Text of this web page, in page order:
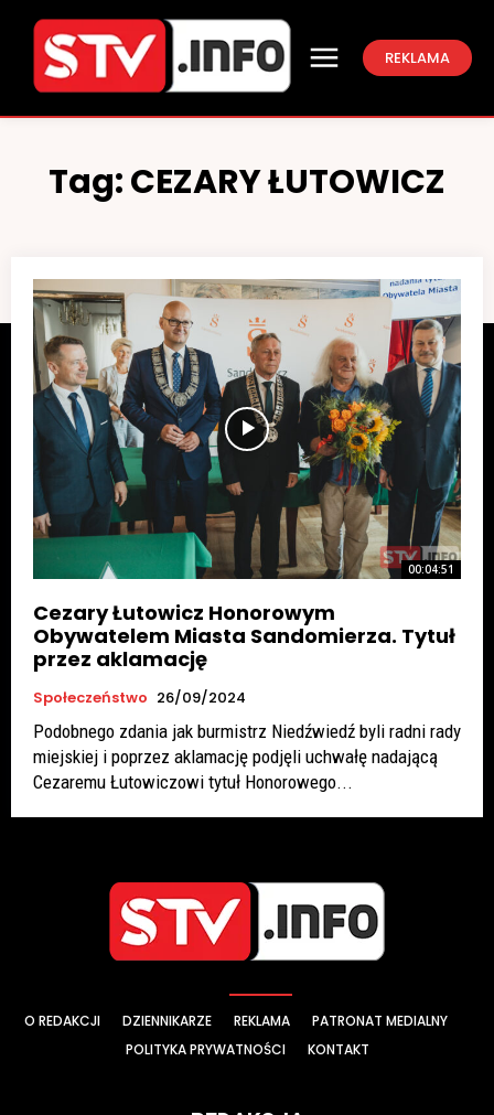
REKLAMA
Tag:CEZARY ŁUTOWICZ
00:04:51
Cezary Łutowicz Honorowym
Obywatelem Miasta Sandomierza. Tytuł
przez aklamację
Społeczeństwo 26/09/2024
Podobnego zdania jak burmistrz Niedźwiedź byli radni rady
miejskiej i poprzez aklamację podjęli uchwałę nadającą
Cezaremu Łutowiczowi tytuł Honorowego...
O REDAKCJI DZIENNIKARZE REKLAMA
PATRONAT MEDIALNY
POLITYKA PRYWATNOŚCI
KONTAKT